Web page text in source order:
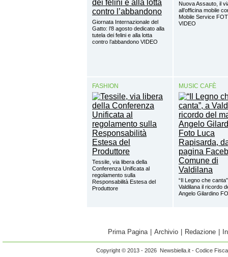
Giornata Internazionale del
Gatto: l’8 agosto dedicato alla
tutela dei felini e alla lotta
contro l’abbandono VIDEO
Nuova Assauto, il
all’officina mobile
Mobile Service
VIDEO
FASHION
Tessile, via libera della
Conferenza Unificata al
regolamento sulla
Responsabilità Estesa del
Produttore
MUSIC CAFÈ
“Il Legno che
Valdilana il ricordo
Angelo Gilardino
Prima Pagina Archivio Redazione
Copyright © 2013 - 2026 Newsbiella.it - Codice